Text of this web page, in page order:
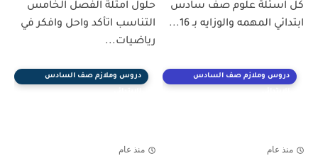
كل اسئلة علوم صف سادس
ابتدائي المهمه والوزايه بـ 16...
حلول امثلة الفصل الخامس
التناسب اتأكد واحل وافكر في
رياضيات...
دروس وملازم صف السادس
منذ عام
دروس وملازم صف السادس
منذ عام